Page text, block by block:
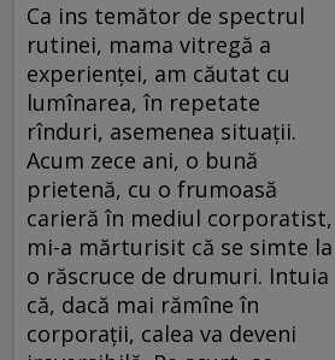
Ca ins temător de spectrul
rutinei, mama vitregă a
experienţei, am căutat cu
lumînarea, în repetate
rînduri, asemenea situaţii.
Acum zece ani, o bună
prietenă, cu o frumoasă
carieră în mediul corporatist,
mi-a mărturisit că se simte la
o răscruce de drumuri. Intuia
că, dacă mai rămîne în
corporaţii, calea va deveni